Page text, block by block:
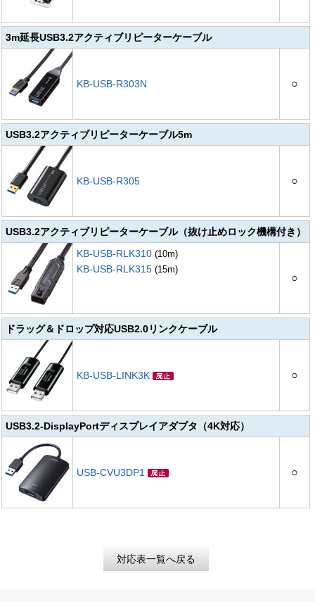
3m延長USB3.2アクティブリピーターケーブル
KB-USB-R303N ○
USB3.2アクティブリピーターケーブル5m
KB-USB-R305 ○
USB3.2アクティブリピーターケーブル（抜け止めロック機構付き）
KB-USB-RLK310 (10m)
KB-USB-RLK315 (15m)
○
ドラッグ＆ドロップ対応USB2.0リンクケーブル
KB-USB-LINK3K ○
USB3.2-DisplayPortディスプレイアダプタ（4K対応）
USB-CVU3DP1 ○
対応表一覧へ戻る